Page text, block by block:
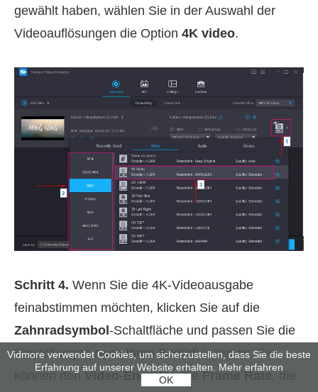
gewählt haben, wählen Sie in der Auswahl der
Videoauflösungen die Option 4K video.
Schritt 4. Wenn Sie die 4K‑Videoausgabe
feinabstimmen möchten, klicken Sie auf die
Zahnradsymbol-Schaltfläche und passen Sie die
Einstellungen nach Ihren Bedürfnissen an. Sie
können denVideo-Encoder, dieFrame Rate, die
Vidmore verwendet Cookies, um sicherzustellen, dass Sie die beste
Erfahrung auf unserer Website erhalten. Mehr erfahren
OK